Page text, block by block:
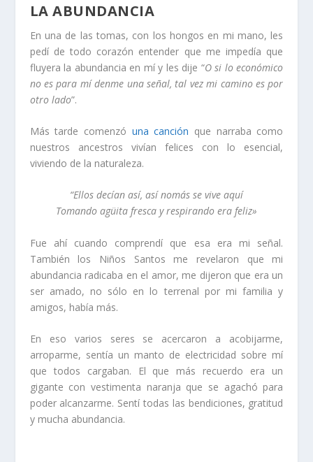
LA ABUNDANCIA
En una de las tomas, con los hongos en mi mano, les
pedí de todo corazón entender que me impedía que
fluyera la abundancia en mí y les dije “O si lo económico
no es para mí denme una señal, tal vez mi camino es por
otro lado”.
Más tarde comenzó una canción que narraba como
nuestros ancestros vivían felices con lo esencial,
viviendo de la naturaleza.
“Ellos decían así, así nomás se vive aquí
Tomando agüita fresca y respirando era feliz»
Fue ahí cuando comprendí que esa era mi señal.
También los Niños Santos me revelaron que mi
abundancia radicaba en el amor, me dijeron que era un
ser amado, no sólo en lo terrenal por mi familia y
amigos, había más.
En eso varios seres se acercaron a acobijarme,
arroparme, sentía un manto de electricidad sobre mí
que todos cargaban. El que más recuerdo era un
gigante con vestimenta naranja que se agachó para
poder alcanzarme. Sentí todas las bendiciones, gratitud
y mucha abundancia.